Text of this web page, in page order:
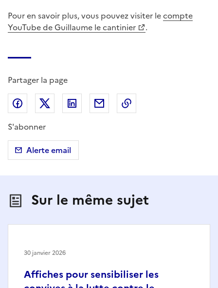
Pour en savoir plus, vous pouvez visiter lecompte
YouTube de Guillaume le cantinier
.
Partager la page
Partager sur Facebook
Partager sur X (anciennement Twitter)
Partager sur LinkedIn
Partager par email
S'abonner
Alerte email
Sur le même sujet
Affiches pour sensibiliser les
30 janvier 2026